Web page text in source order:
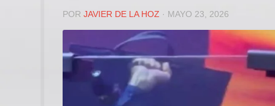
POR JAVIER DE LA HOZ · MAYO 23, 2026